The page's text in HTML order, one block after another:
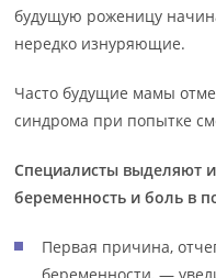
будущую роженицу
нередко изнуряющие.
Часто будущие мамы
синдрома при попытке
Специалисты выделяют
беременность и боль в
Первая причина,